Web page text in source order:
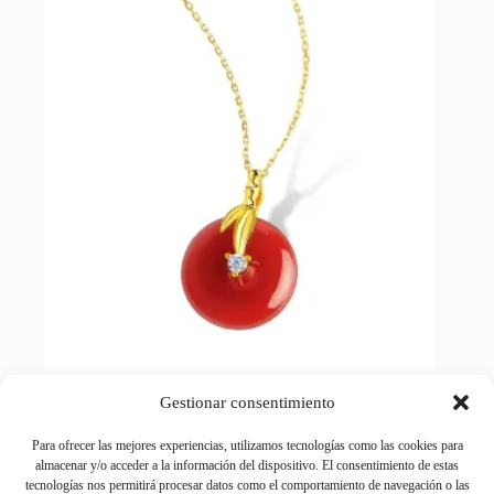
Gestionar consentimiento
Para ofrecer las mejores experiencias, utilizamos tecnologías como las cookies para
almacenar y/o acceder a la información del dispositivo. El consentimiento de estas
tecnologías nos permitirá procesar datos como el comportamiento de navegación o las
la
página
de
producto
Colgante Oro 18k Ágata Roja – Joyería Mujer
51,56
Collares,Joyeria